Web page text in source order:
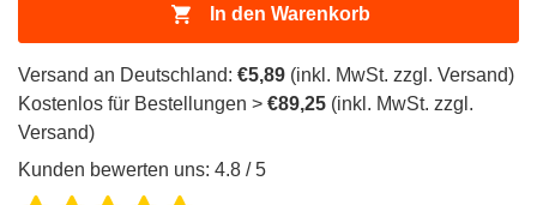
In den Warenkorb
Versand an Deutschland: €5,89 (inkl. MwSt. zzgl. Versand)
Kostenlos für Bestellungen > €89,25 (inkl. MwSt. zzgl.
Versand)
Kunden bewerten uns: 4.8 / 5